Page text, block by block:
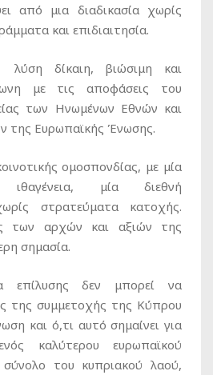
από μια διαδικασία χωρίς
και επιδιαιτησία.
δίκαιη, βιώσιμη και
με τις αποφάσεις του
των Ηνωμένων Εθνών και
της Ευρωπαϊκής Ένωσης.
ομοσπονδίας, με μία
ιθαγένεια, μία διεθνή
στρατεύματα κατοχής.
των αρχών και αξιών της
σημασία.
επίλυσης δεν μπορεί να
της συμμετοχής της Κύπρου
και ό,τι αυτό σημαίνει για
καλύτερου ευρωπαϊκού
του κυπριακού λαού,